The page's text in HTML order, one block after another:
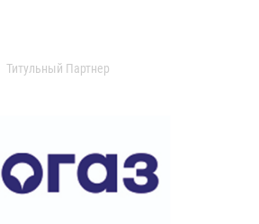
Титульный Партнер